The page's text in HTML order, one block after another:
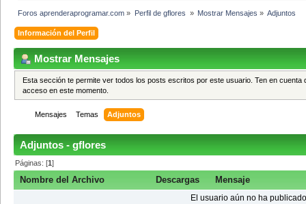
Foros aprenderaprogramar.com » Perfil de gflores » Mostrar Mensajes » Adjuntos
Información del Perfil
Mostrar Mensajes
Esta sección te permite ver todos los posts escritos por este usuario. Ten en
acceso en este momento.
Mensajes Temas Adjuntos
Adjuntos - gflores
Páginas: [1]
Nombre del Archivo Descargas Mensaje
El usuario aún no ha